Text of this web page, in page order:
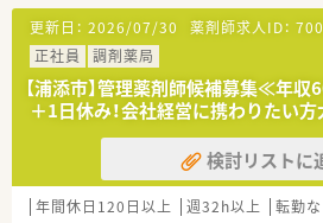
【募集背景と求める人物像について
師の急募であり、これまでの経験を
さる方を求めています。
■30代から50代まで幅広く相談が可
剤師としてどう歩みたいかの考えを
■コミュニケーション能力が高く、
ながら活気ある職場を作れる能動的
【法人特徴について】
■九州を中心に全国約80店舗を展開
更新日： 2026/07/30 薬剤師求人ID：
正社員
調剤薬局
【浦添市】管理薬剤師候補募集≪年
＋1日休み！会社経営に携わりたい方
検討リストに
年間休日120日以上 週32h以上 転勤